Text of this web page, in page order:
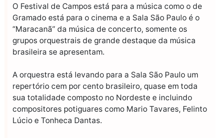
O Festival de Campos está para a música como o de
Gramado está para o cinema e a Sala São Paulo é o
“Maracanã” da música de concerto, somente os
grupos orquestrais de grande destaque da música
brasileira se apresentam.
A orquestra está levando para a Sala São Paulo um
repertório cem por cento brasileiro, quase em toda
sua totalidade composto no Nordeste e incluindo
compositores potiguares como Mario Tavares, Felinto
Lúcio e Tonheca Dantas.